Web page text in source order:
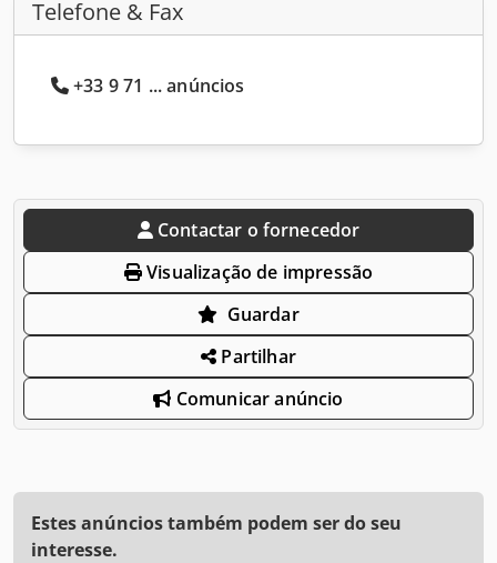
Telefone & Fax
+33 9 71 ... anúncios
Contactar o fornecedor
Visualização de impressão
Guardar
Partilhar
Comunicar anúncio
Estes anúncios também podem ser do seu
interesse.